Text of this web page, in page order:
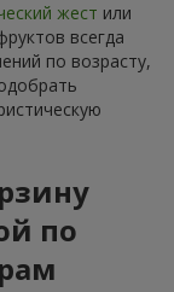
жест или
всегда
по возрасту,
по